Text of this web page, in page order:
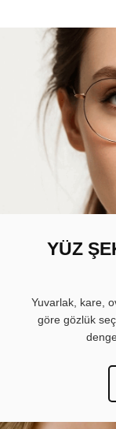
YÜZ
Yuvarlak, kare,
göre gözlük